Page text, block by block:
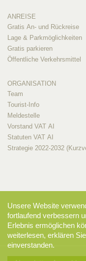
ANREISE
Gratis An- und Rückreise
Lage & Parkmöglichkeiten
Gratis parkieren
Öffentliche Verkehrsmittel
ORGANISATION
Team
Tourist-Info
Meldestelle
Vorstand VAT AI
Statuten VAT AI
Strategie 2022-2032
Unsere Website
fortlaufend verbessern
Erlebnis ermöglichen
weiterlesen, erklären
einverstanden.